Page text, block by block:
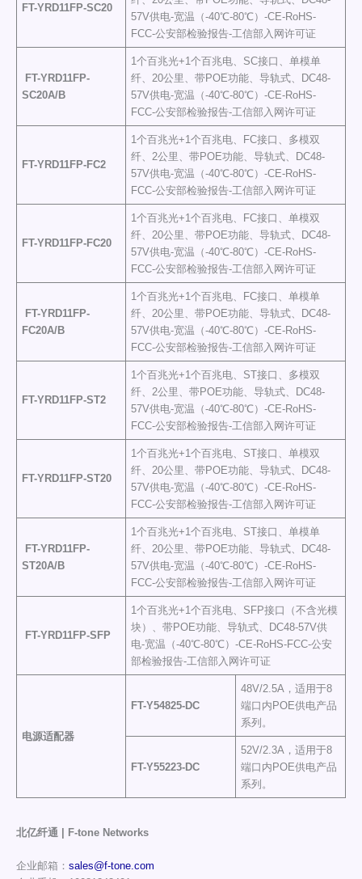
FT-YRD11FP-SC20
57V供电-宽温（-40℃-80℃）-CE-RoHS-
FCC-公安部检验报告-工信部入网许可证
FT-YRD11FP-
SC20A/B
1个百兆光+1个百兆电、SC接口、单模单
纤、20公里、带POE功能、导轨式、DC48-
57V供电-宽温（-40℃-80℃）-CE-RoHS-
FCC-公安部检验报告-工信部入网许可证
FT-YRD11FP-FC2
1个百兆光+1个百兆电、FC接口、多模双
纤、2公里、带POE功能、导轨式、DC48-
57V供电-宽温（-40℃-80℃）-CE-RoHS-
FCC-公安部检验报告-工信部入网许可证
FT-YRD11FP-FC20
1个百兆光+1个百兆电、FC接口、单模双
纤、20公里、带POE功能、导轨式、DC48-
57V供电-宽温（-40℃-80℃）-CE-RoHS-
FCC-公安部检验报告-工信部入网许可证
FT-YRD11FP-
FC20A/B
1个百兆光+1个百兆电、FC接口、单模单
纤、20公里、带POE功能、导轨式、DC48-
57V供电-宽温（-40℃-80℃）-CE-RoHS-
FCC-公安部检验报告-工信部入网许可证
FT-YRD11FP-ST2
1个百兆光+1个百兆电、ST接口、多模双
纤、2公里、带POE功能、导轨式、DC48-
57V供电-宽温（-40℃-80℃）-CE-RoHS-
FCC-公安部检验报告-工信部入网许可证
FT-YRD11FP-ST20
1个百兆光+1个百兆电、ST接口、单模双
纤、20公里、带POE功能、导轨式、DC48-
57V供电-宽温（-40℃-80℃）-CE-RoHS-
FCC-公安部检验报告-工信部入网许可证
FT-YRD11FP-
ST20A/B
1个百兆光+1个百兆电、ST接口、单模单
纤、20公里、带POE功能、导轨式、DC48-
57V供电-宽温（-40℃-80℃）-CE-RoHS-
FCC-公安部检验报告-工信部入网许可证
FT-YRD11FP-SFP
1个百兆光+1个百兆电、SFP接口（不含光模
块）、带POE功能、导轨式、DC48-57V供
电-宽温（-40℃-80℃）-CE-RoHS-FCC-公安
部检验报告-工信部入网许可证
电源适配器
FT-Y54825-DC
48V/2.5A，适用于8
端口内POE供电产品
系列。
FT-Y55223-DC
52V/2.3A，适用于8
端口内POE供电产品
系列。
北亿纤通 | F-tone Networks
企业邮箱： sales@f-tone.com